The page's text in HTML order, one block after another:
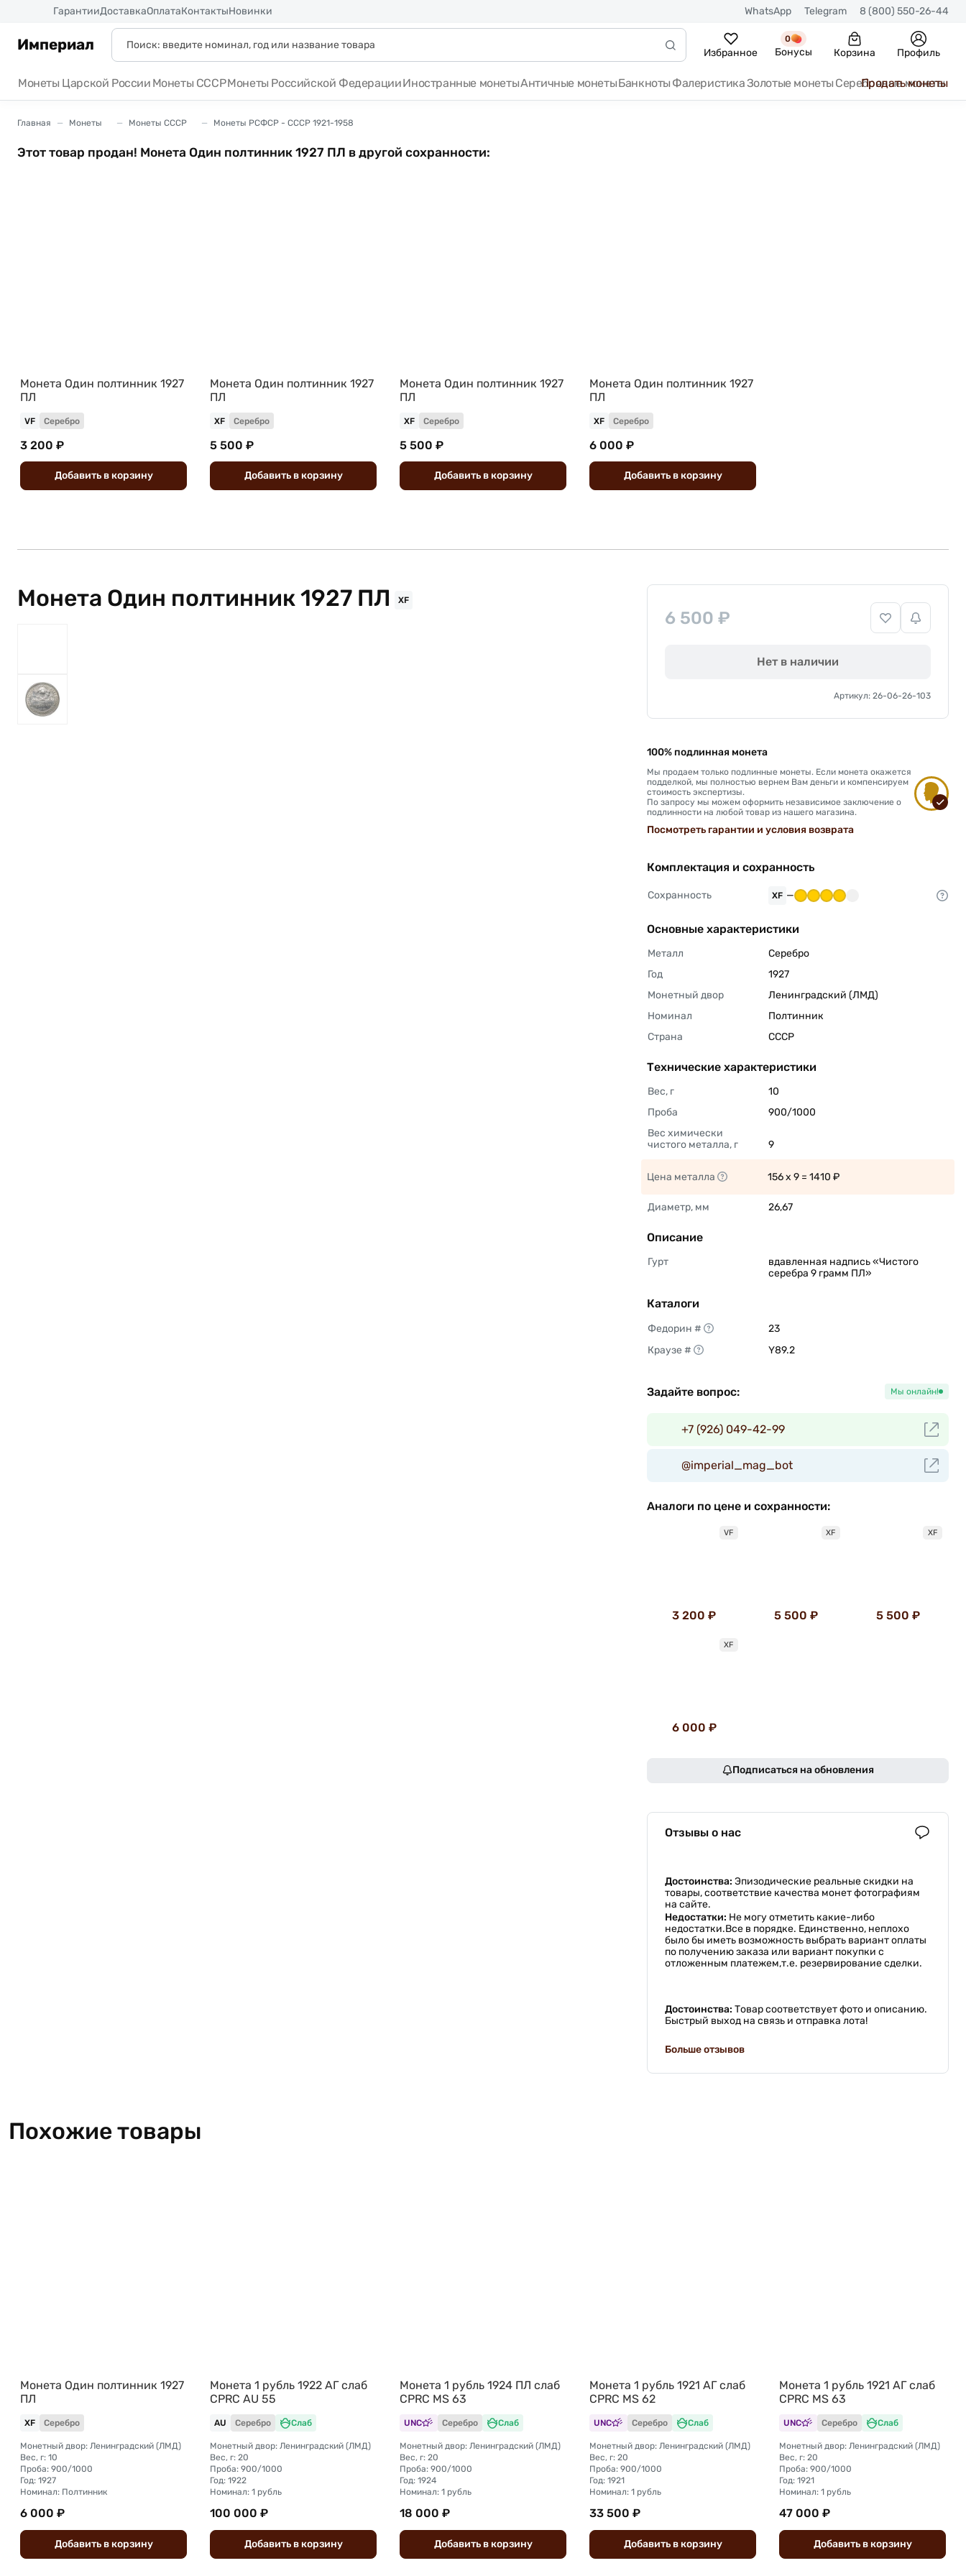
ГарантииДоставкаОплатаКонтактыНовинки WhatsApp Telegram 8 (800) 550-26-44
Империал Избранное
0
Бонусы Корзина Профиль
Монеты Царской России Монеты СССРМонеты Российской ФедерацииИностранные монетыАнтичные монетыБанкноты ФалеристикаЗолотые монеты Серебряные монеты
Продать монеты
Главная Монеты Монеты СССР Монеты РСФСР - СССР 1921-1958
Этот товар продан! Монета Один полтинник 1927 ПЛ в другой сохранности:
Монета Один полтинник 1927
ПЛ
VF Серебро
3 200 ₽
Добавить вкорзину
Монета Один полтинник 1927
ПЛ
XF Серебро
5 500 ₽
Добавить вкорзину
Монета Один полтинник 1927
ПЛ
XF Серебро
5 500 ₽
Добавить вкорзину
Монета Один полтинник 1927
ПЛ
XF Серебро
6 000 ₽
Добавить вкорзину
Монета Один полтинник 1927 ПЛ XF
6 500 ₽
Нет в наличии
Артикул: 26-06-26-103
100% подлинная монета
Мы продаем только подлинные монеты. Если монета окажется
подделкой, мы полностью вернем Вам деньги и компенсируем
стоимость экспертизы.
По запросу мы можем оформить независимое заключение о
подлинности на любой товар из нашего магазина.
Посмотреть гарантии и условия возврата
Комплектация и сохранность
Сохранность XF —
Основные характеристики
Металл
Серебро
Год
1927
Монетный двор
Ленинградский (ЛМД)
Номинал
Полтинник
Страна
СССР
Технические характеристики
Вес, г
10
Проба
900/1000
Вес химически
чистого металла, г
9
Цена металла 156 x 9 = 1410 ₽
Диаметр, мм 26,67
Описание
Гурт
вдавленная надпись «Чистого
серебра 9 грамм ПЛ»
Каталоги
Федорин #
23
Краузе #
Y89.2
Задайте вопрос: Мы онлайн!
+7 (926) 049-42-99
@imperial_mag_bot
Аналоги по цене и сохранности:
VF
3 200 ₽
XF
5 500 ₽
XF
5 500 ₽
XF
6 000 ₽
Подписаться на обновления
Отзывы о нас
Достоинства: Эпизодические реальные скидки на
товары, соответствие качества монет фотографиям
на сайте.
Недостатки: Не могу отметить какие-либо
недостатки.Все в порядке. Единственно, неплохо
было бы иметь возможность выбрать вариант оплаты
по получению заказа или вариант покупки с
отложенным платежем,т.е. резервирование сделки.
Достоинства: Товар соответствует фото и описанию.
Быстрый выход на связь и отправка лота!
Больше отзывов
Похожие товары
Монета Один полтинник 1927
ПЛ
XF Серебро
Монетный двор: Ленинградский (ЛМД)
Вес, г: 10
Проба: 900/1000
Год: 1927
Номинал: Полтинник
6 000 ₽
Добавить вкорзину
Монета 1 рубль 1922 АГ слаб
CPRC AU 55
AU Серебро Слаб
Монетный двор: Ленинградский (ЛМД)
Вес, г: 20
Проба: 900/1000
Год: 1922
Номинал: 1 рубль
100 000 ₽
Добавить вкорзину
Монета 1 рубль 1924 ПЛ слаб
CPRC MS 63
UNC Серебро Слаб
Монетный двор: Ленинградский (ЛМД)
Вес, г: 20
Проба: 900/1000
Год: 1924
Номинал: 1 рубль
18 000 ₽
Добавить вкорзину
Монета 1 рубль 1921 АГ слаб
CPRC MS 62
UNC Серебро Слаб
Монетный двор: Ленинградский (ЛМД)
Вес, г: 20
Проба: 900/1000
Год: 1921
Номинал: 1 рубль
33 500 ₽
Добавить вкорзину
Монета 1 рубль 1921 АГ слаб
CPRC MS 63
UNC Серебро Слаб
Монетный двор: Ленинградский (ЛМД)
Вес, г: 20
Проба: 900/1000
Год: 1921
Номинал: 1 рубль
47 000 ₽
Добавить вкорзину